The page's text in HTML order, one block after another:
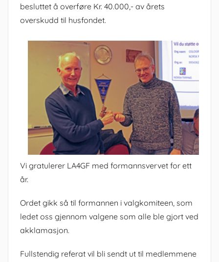
besluttet å overføre Kr. 40.000,- av årets
overskudd til husfondet.
Vi gratulerer LA4GF med formannsvervet for ett
år.
Ordet gikk så til formannen i valgkomiteen, som
ledet oss gjennom valgene som alle ble gjort ved
akklamasjon.
Fullstendig referat vil bli sendt ut til medlemmene